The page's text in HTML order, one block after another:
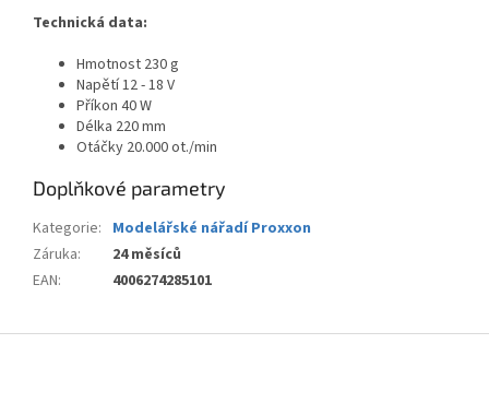
Technická data:
Hmotnost 230 g
Napětí 12 - 18 V
Příkon 40 W
Délka 220 mm
Otáčky 20.000 ot./min
Doplňkové parametry
Kategorie: Modelářské nářadí Proxxon
Záruka:
24 měsíců
EAN: 4006274285101